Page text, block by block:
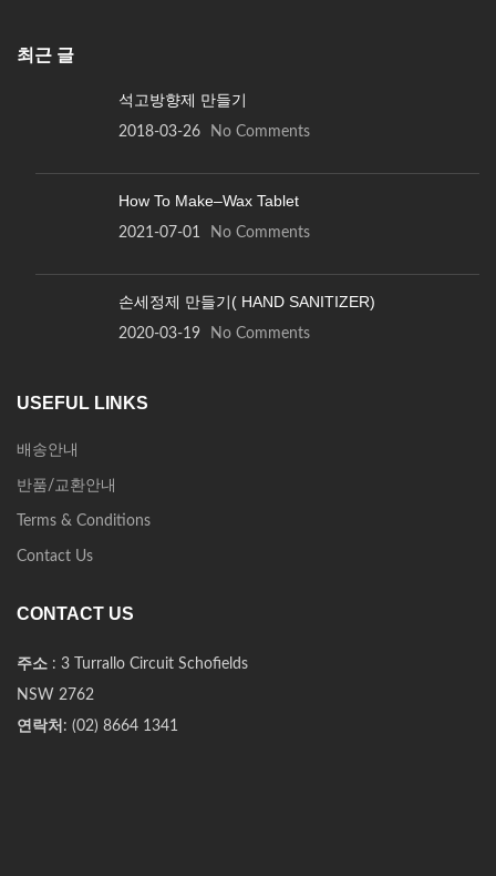
수
습
니
최근 글
석고방향제 만들기
2018-03-26 No Comments
How To Make–Wax Tablet
2021-07-01 No Comments
손세정제 만들기( HAND SANITIZER)
2020-03-19 No Comments
USEFUL LINKS
배송안내
반품/교환안내
Terms & Conditions
Contact Us
CONTACT US
주소 : 3 Turrallo Circuit Schofields
NSW 2762
연락처 : (02) 8664 1341